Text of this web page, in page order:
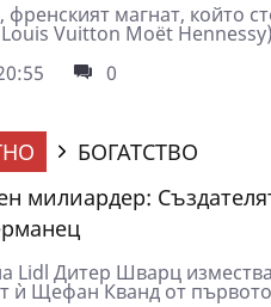
магнат, който
Vuitton Moët
0
БОГАТСТВО
милиардер:
Lidl Дитер Шварц
ѝ Щефан Кванд от